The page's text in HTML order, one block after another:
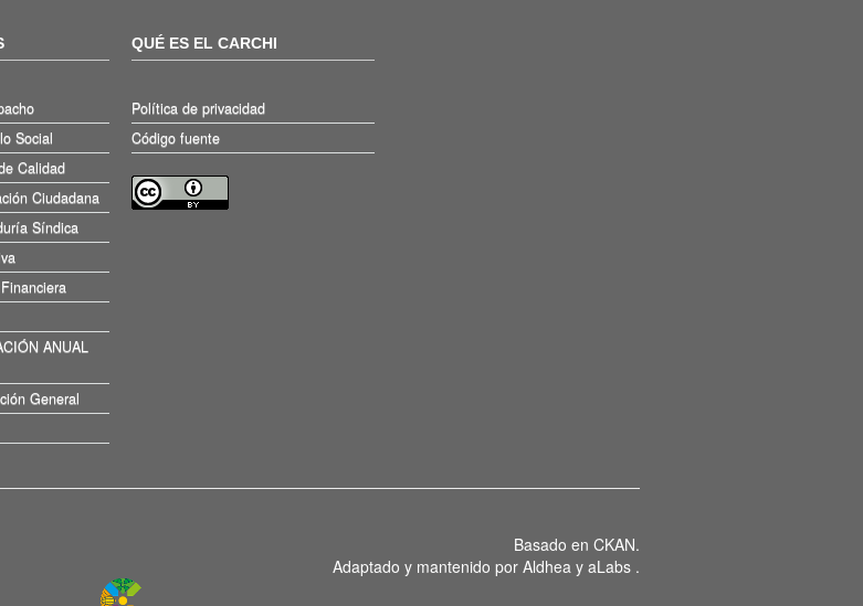
Social
Calidad
Ciudadana
Síndica
ANUAL
General
QUÉ ES EL CARCHI
Política de privacidad
Código fuente
Basado en CKAN.
Adaptado y mantenido por Aldhea y aLabs .